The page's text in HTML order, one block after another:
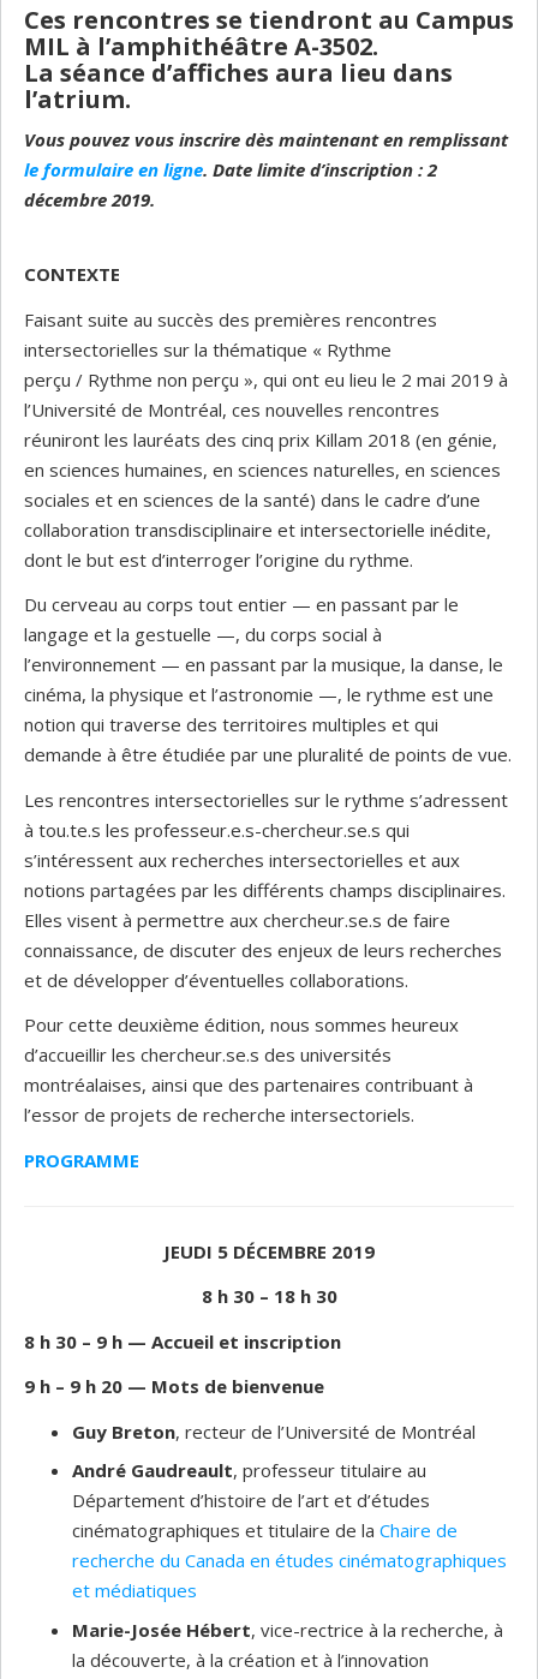
Ces rencontres se tiendront au Campus
MIL à l’amphithéâtre A-3502.
La séance d’affiches aura lieu dans
l’atrium.
Vous pouvez vous inscrire dès maintenant en remplissant
le formulaire en ligne. Date limite d’inscription : 2
décembre 2019.
CONTEXTE
Faisant suite au succès des premières rencontres
intersectorielles sur la thématique « Rythme
perçu / Rythme non perçu », qui ont eu lieu le 2 mai 2019 à
l’Université de Montréal, ces nouvelles rencontres
réuniront les lauréats des cinq prix Killam 2018 (en génie,
en sciences humaines, en sciences naturelles, en sciences
sociales et en sciences de la santé) dans le cadre d’une
collaboration transdisciplinaire et intersectorielle inédite,
dont le but est d’interroger l’origine du rythme.
Du cerveau au corps tout entier — en passant par le
langage et la gestuelle —, du corps social à
l’environnement — en passant par la musique, la danse, le
cinéma, la physique et l’astronomie —, le rythme est une
notion qui traverse des territoires multiples et qui
demande à être étudiée par une pluralité de points de vue.
Les rencontres intersectorielles sur le rythme s’adressent
à tou.te.s les professeur.e.s-chercheur.se.s qui
s’intéressent aux recherches intersectorielles et aux
notions partagées par les différents champs disciplinaires.
Elles visent à permettre aux chercheur.se.s de faire
connaissance, de discuter des enjeux de leurs recherches
et de développer d’éventuelles collaborations.
Pour cette deuxième édition, nous sommes heureux
d’accueillir les chercheur.se.s des universités
montréalaises, ainsi que des partenaires contribuant à
l’essor de projets de recherche intersectoriels.
PROGRAMME
JEUDI 5 DÉCEMBRE 2019
8 h 30 – 18 h 30
8 h 30 – 9 h — Accueil et inscription
9 h – 9 h 20 — Mots de bienvenue
Guy Breton, recteur de l’Université de Montréal
André Gaudreault, professeur titulaire au
Département d’histoire de l’art et d’études
cinématographiques et titulaire de la Chaire de
recherche du Canada en études cinématographiques
et médiatiques
Marie-Josée Hébert, vice-rectrice à la recherche, à
la découverte, à la création et à l’innovation